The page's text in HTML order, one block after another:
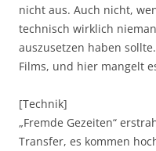
nicht aus. Auch nicht,
technisch wirklich
auszusetzen haben
Films, und hier mangelt
[Technik]
„Fremde Gezeiten“
Transfer, es kommen